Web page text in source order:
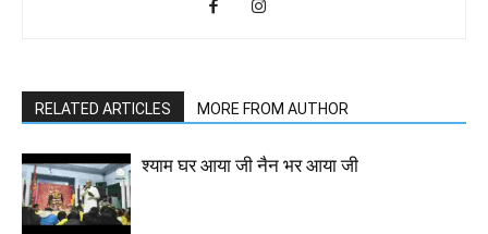
RELATED ARTICLES MORE FROM AUTHOR
श्याम घर आया जी नैन भर आया जी